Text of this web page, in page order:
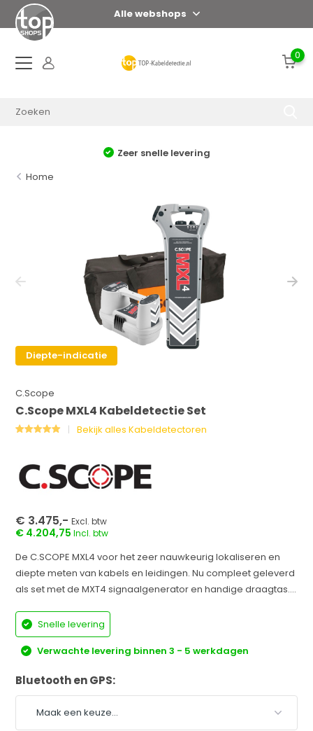
Alle webshops
0
Zeer snelle levering
Home
Diepte-indicatie
C.Scope
C.Scope MXL4 Kabeldetectie Set
Bekijk alles Kabeldetectoren
€ 3.475,-Excl. btw
€ 4.204,75Incl. btw
De C.SCOPE MXL4 voor het zeer nauwkeurig lokaliseren en
diepte meten van kabels en leidingen. Nu compleet geleverd
als set met de MXT4 signaalgenerator en handige draagtas....
Snelle levering
Verwachte levering binnen 3 - 5 werkdagen
Bluetooth en GPS: